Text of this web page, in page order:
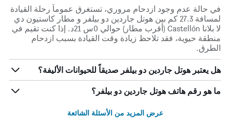
في حالة عدم وجود ازدحام مروري، تستغرق عموماً رحلة القيادة
لمسافة 27.3 كم بين هوتل جاردين دو بيلفر و مطار كاستيون دي
لا بلانا Castellón (أقرب مطار) حوالي 0س 21د. إذا كنت تقيم في
منطقة حيوية، فقد تلاحظ زيادة وقت القيادة بسبب ازدحام
الطرق.
هل يعتبر هوتل جاردين دو بيلفر صديقاً للحيوانات الأليفة؟
ما هو رقم هاتف هوتل جاردين دو بيلفر؟
عرض المزيد من الأسئلة الشائعة